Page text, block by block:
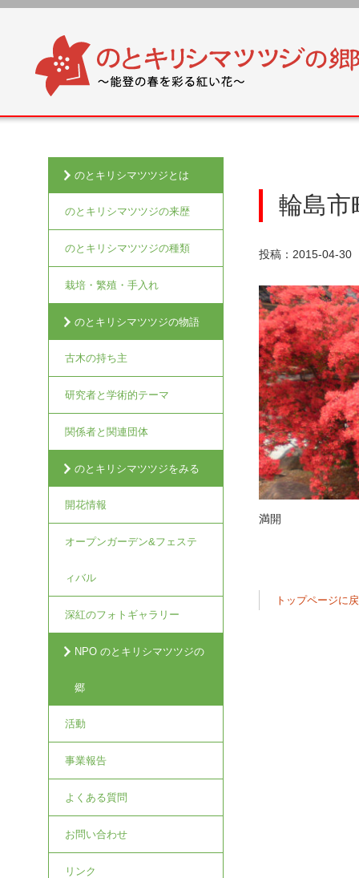
輪島市
投稿：2015-04-30
満開
トップページに
のとキリシマツツジとは
のとキリシマツツジの来歴
のとキリシマツツジの種類
栽培・繁殖・手入れ
のとキリシマツツジの物語
古木の持ち主
研究者と学術的テーマ
関係者と関連団体
のとキリシマツツジをみる
開花情報
オープンガーデン&フェステ
ィバル
深紅のフォトギャラリー
NPO のとキリシマツツジの
郷
活動
事業報告
よくある質問
お問い合わせ
リンク